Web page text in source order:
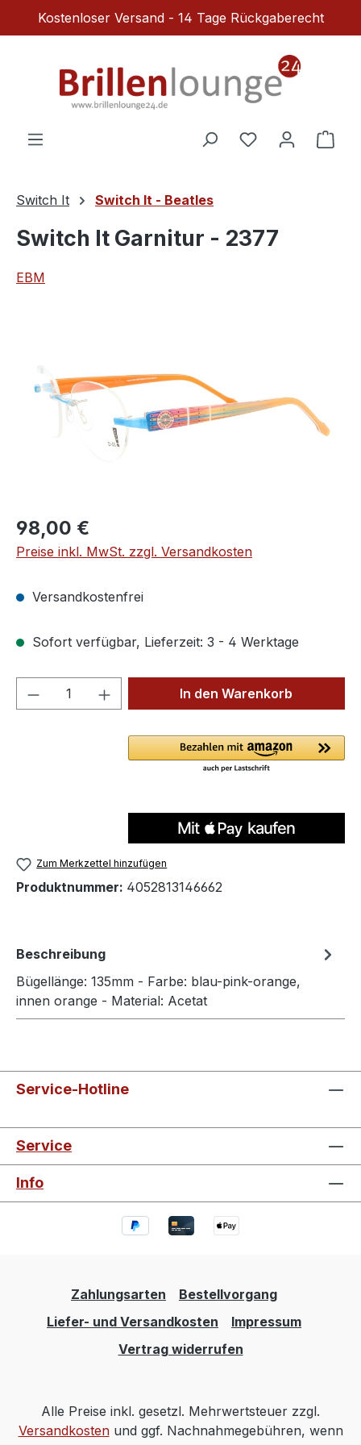
Zum Hauptinhalt springen
Kostenloser Versand - 14 Tage Rückgaberecht
Du hast 0
Switch It Switch It - Beatles
Switch It Garnitur - 2377
EBM
Regulärer Preis:
98,00 €
Preise inkl. MwSt. zzgl. Versandkosten
Versandkostenfrei
Sofort verfügbar, Lieferzeit: 3 - 4 Werktage
Produkt Anzahl: Gib denIn den Warenkorb
Zum Merkzettel hinzufügen
Produktnummer: 4052813146662
Beschreibung
Bügellänge: 135mm - Farbe: blau-pink-orange,
innen orange - Material: Acetat
Service-Hotline
Service
Info
Zahlungsarten
Bestellvorgang
Liefer- und Versandkosten
Impressum
Vertrag widerrufen
Alle Preise inkl. gesetzl. Mehrwertsteuer zzgl.
Versandkostenund ggf. Nachnahmegebühren, wenn